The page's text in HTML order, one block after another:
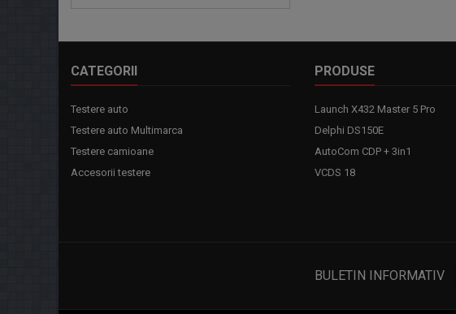
CATEGORII
Testere auto
Testere auto Multimarca
Testere camioane
Accesorii testere
PRODUSE
Launch X432 Master 5 Pro
Delphi DS150E
AutoCom CDP + 3in1
VCDS 18
BULETIN INFORMATIV